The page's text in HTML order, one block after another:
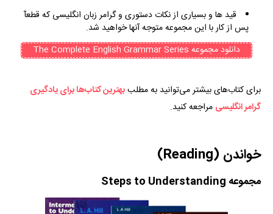
قید ها و بسیاری از نکات دستوری و گرامر زبان انگلیسی که قطعآ
پس از کار با این مجموعه متوجه آنها خواهید شد.
دانلود مجموعه The Complete English Grammar Series
برای کتاب‌های بیشتر می‌توانید به مطلببهترین کتاب‌ها برای یادگیری
گرامر انگلیسی مراجعه کنید.
خواندن (Reading)
مجموعه Steps to Understanding